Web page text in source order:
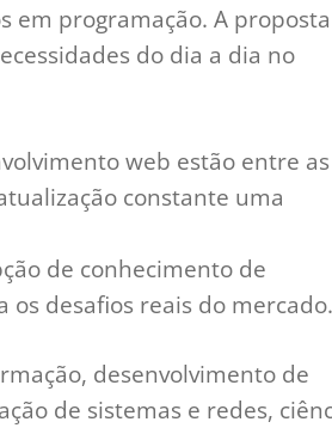
em programação. A
do dia a dia no
web estão entre as
constante uma
de conhecimento de
desafios reais do mercado.
desenvolvimento de
de sistemas e redes,